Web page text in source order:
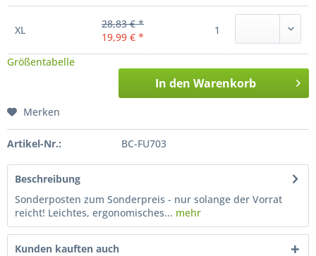
XL
28,83 € *
19,99 € *
1
Größentabelle
In den Warenkorb
Merken
Artikel-Nr.: BC-FU703
Beschreibung
Sonderposten zum Sonderpreis - nur solange der Vorrat
reicht! Leichtes, ergonomisches... mehr
Kunden kauften auch